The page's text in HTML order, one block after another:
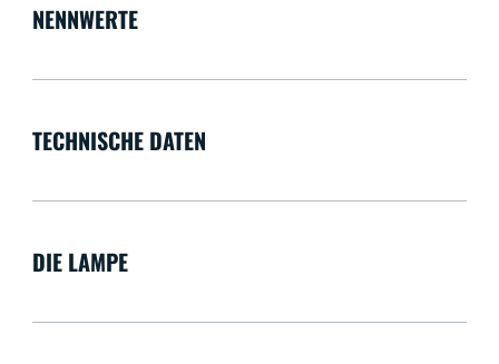
NENNWERTE
TECHNISCHE DATEN
DIE LAMPE